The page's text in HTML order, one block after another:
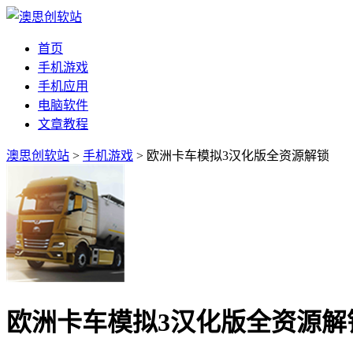
首页
手机游戏
手机应用
电脑软件
文章教程
澳思创软站 > 手机游戏 > 欧洲卡车模拟3汉化版全资源解锁
欧洲卡车模拟3汉化版全资源解